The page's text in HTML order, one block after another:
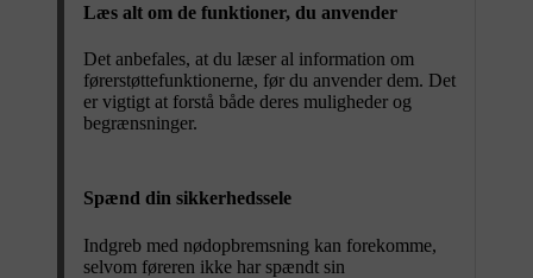
Læs alt om de funktioner, du anvender
Det anbefales, at du læser al information om
førerstøttefunktionerne, før du anvender dem. Det
er vigtigt at forstå både deres muligheder og
begrænsninger.
Spænd din sikkerhedssele
Indgreb med nødopbremsning kan forekomme,
selvom føreren ikke har spændt sin